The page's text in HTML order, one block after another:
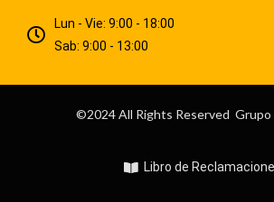
Lun - Vie: 9:00 - 18:00
Sab: 9:00 - 13:00
©2024 All Rights Reserved Grupo
Libro de